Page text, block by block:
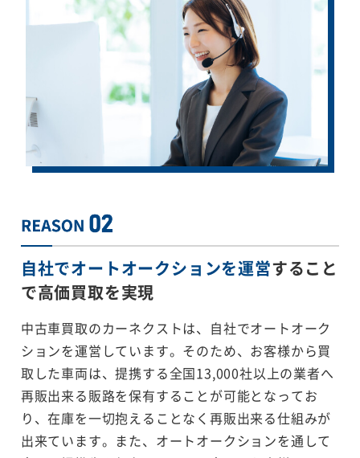
自社でオートオークションを運営すること
で高価買取を実現
中古車買取のカーネクストは、自社でオートオーク
ションを運営しています。そのため、お客様から買
取した車両は、提携する全国13,000社以上の業者へ
再販出来る販路を保有することが可能となってお
り、在庫を一切抱えることなく再販出来る仕組みが
出来ています。また、オートオークションを通して